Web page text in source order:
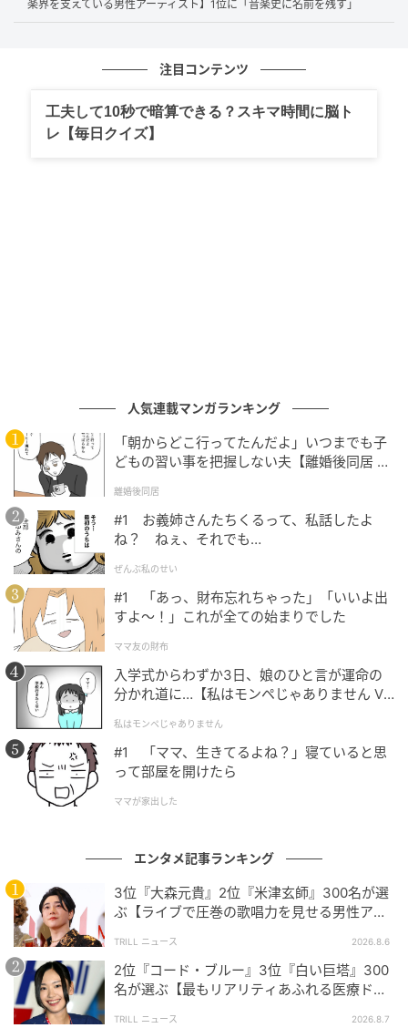
（57歳/男性）
仕草やファッションなど全て参考にするほどハマっていたので
率直に人生で最も沼にハマった男性アイドルだからです。（48
歳/男性）
目と誠実な人柄、そのギャップに心奪われたという声
が多数寄せられました。役者としても高い評価を受け
ており、「演技力」「歌声」「笑顔」など多彩な魅力
へのコメントも印象的です。“知れば知るほどハマって
しまう”という意見が多く、“
声も上がっています。
謙虚でビジュアルもよくて、意地っ張りなところもあるし良さ
しか見えない（62歳/女性）
落ち着いた雰囲気と誠実さがにじみ出てるのに、ふとした瞬間
の色気がエグい。しかも努力家でどんどん成長していく姿を見
ですよね。静かに深くハマるタイプの沼です（35歳/女性）
長く応援したくなる魅力的な存在
今回は、それぞれ異なる魅力によって多くの方々が“人
生最大級”とも言える熱量で推し活している様子が伝わ
楽界を支えている男性アーティスト】1位に「音楽史に名前を残す」
注目コンテンツ
工夫して10秒で暗算できる？スキマ時間に脳ト
レ【毎日クイズ】
人気連載マンガランキング
「朝からどこ行ってたんだよ」いつまでも子
どもの習い事を把握しない夫【離婚後同居 Vo
離婚後同居
#1 お義姉さんたちくるって、私話したよ
ね？ ねぇ、それでも…
ぜんぶ私のせい
#1 「あっ、財布忘れちゃった」「いいよ出
すよ〜！」これが全ての始まりでした
ママ友の財布
入学式からわずか3日、娘のひと言が運命の
分かれ道に…【私はモンペじゃありません Vo
私はモンペじゃありません
#1 「ママ、生きてるよね？」寝ていると思
って部屋を開けたら
ママが家出した
エンタメ記事ランキング
3位『大森元貴』2位『米津玄師』300名が選
ぶ【ライブで圧巻の歌唱力を見せる男性アー
TRILL ニュース 2026.8.6
2位『コード・ブルー』3位『白い巨塔』300
名が選ぶ【最もリアリティあふれる医療ドラ
TRILL ニュース 2026.8.7